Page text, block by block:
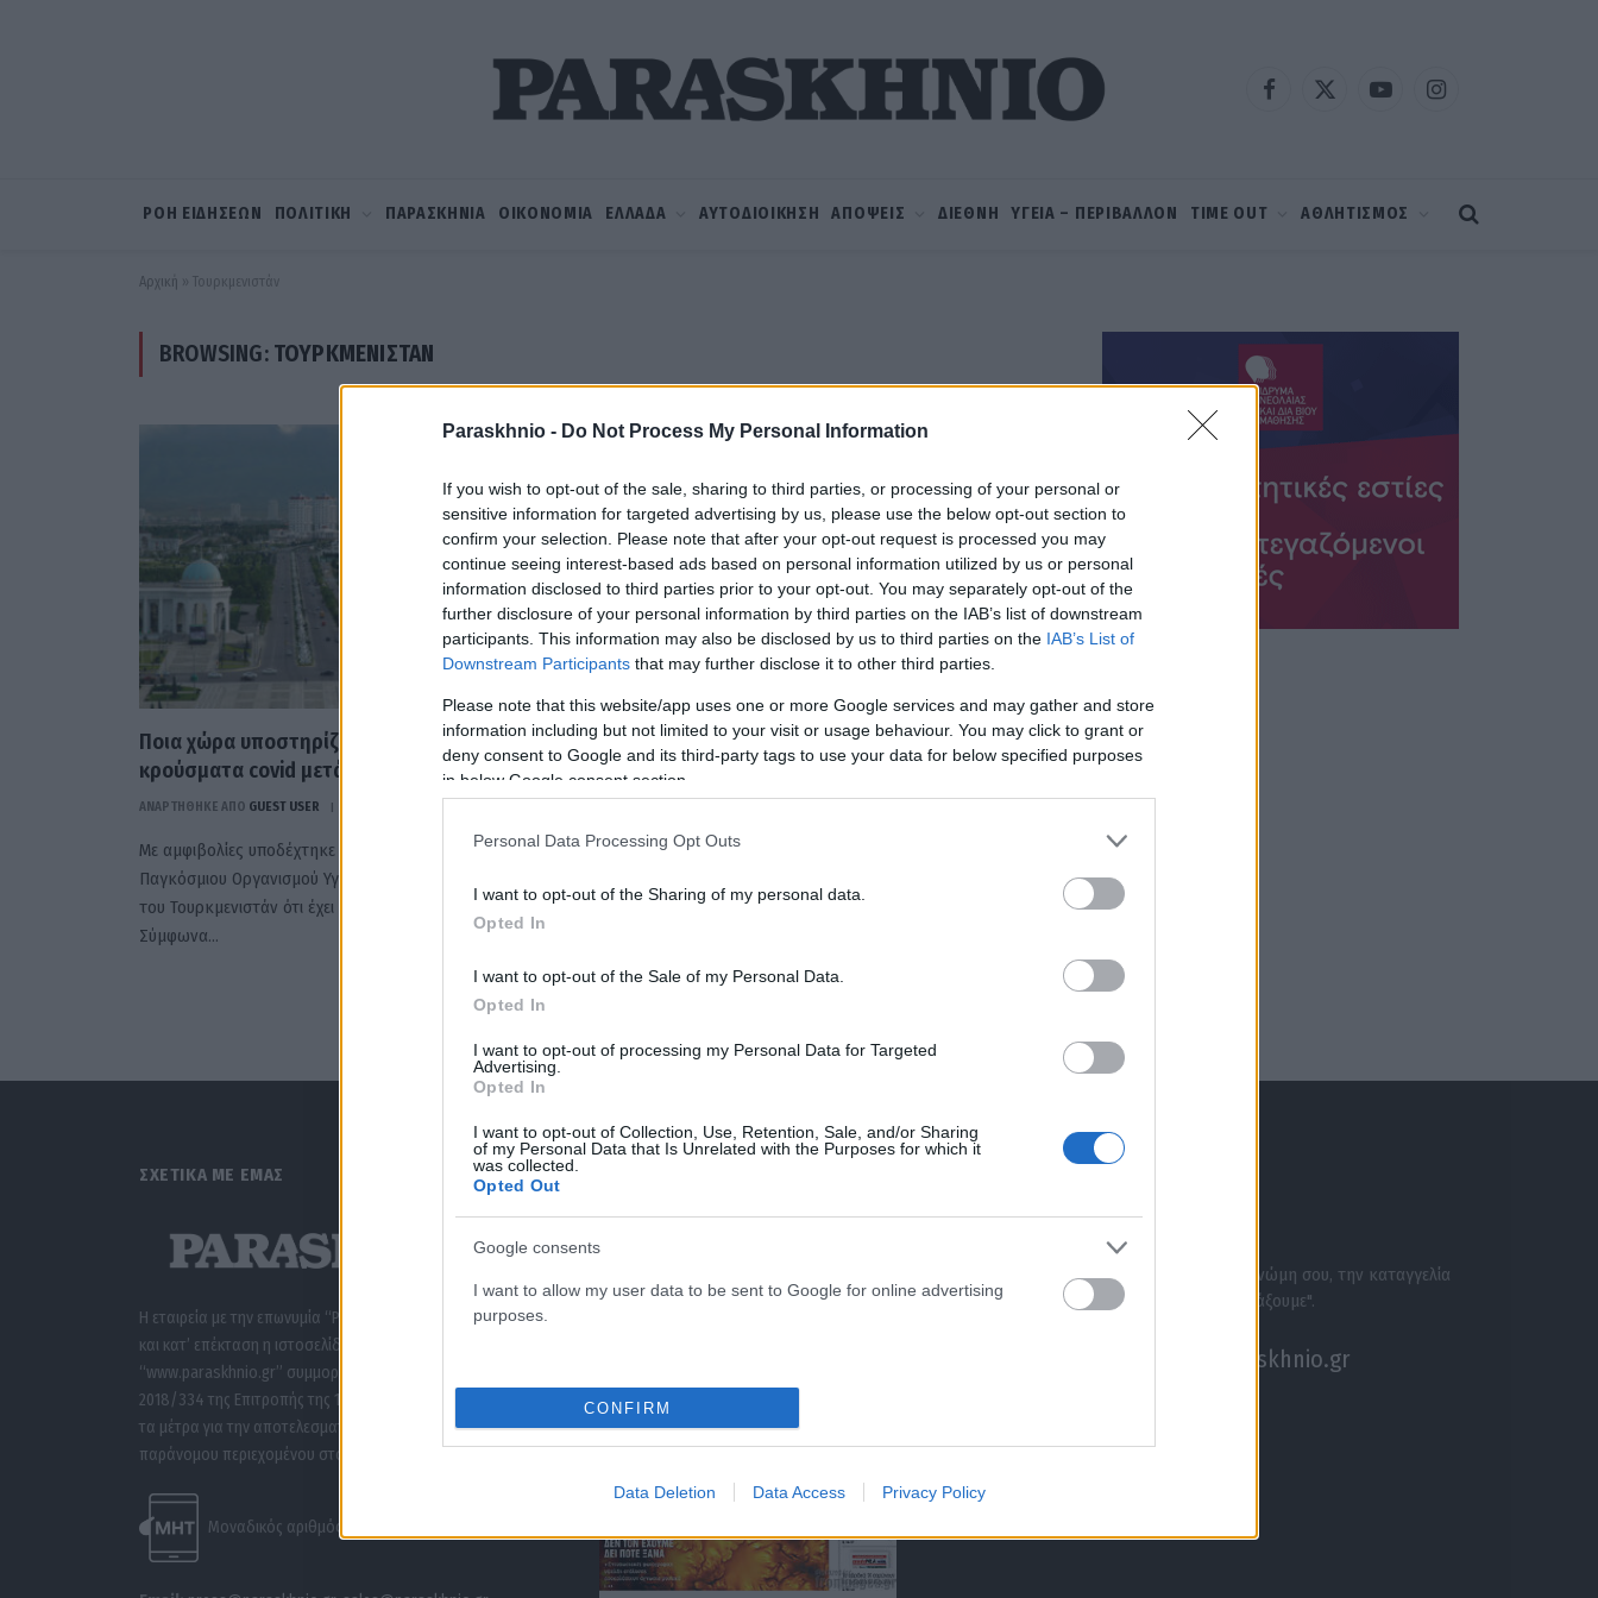
Paraskhnio - Do Not Process My Personal Information
If you wish to opt-out of the sale, sharing to third parties, or processing of your personal or
sensitive information for targeted advertising by us, please use the below opt-out section to
confirm your selection. Please note that after your opt-out request is processed you may
continue seeing interest-based ads based on personal information utilized by us or personal
information disclosed to third parties prior to your opt-out. You may separately opt-out of the
further disclosure of your personal information by third parties on the IAB’s list of downstream
participants. This information may also be disclosed by us to third parties on the IAB’s List of
Downstream Participants that may further disclose it to other third parties.
Please note that this website/app uses one or more Google services and may gather and store
information including but not limited to your visit or usage behaviour. You may click to grant or
deny consent to Google and its third-party tags to use your data for below specified purposes
in below Google consent section.
Personal Data Processing Opt Outs
I want to opt-out of the Sharing of my personal data.
Opted In
I want to opt-out of the Sale of my Personal Data.
Opted In
I want to opt-out of processing my Personal Data for Targeted
Advertising.
Opted In
I want to opt-out of Collection, Use, Retention, Sale, and/or Sharing
of my Personal Data that Is Unrelated with the Purposes for which it
was collected.
Opted Out
Google consents
I want to allow my user data to be sent to Google for online advertising
purposes.
CONFIRM
Data Deletion Data Access Privacy Policy
Facebook
X
YouTubeInstagram
ΡΟΗ ΕΙΔΗΣΕΩΝ ΠΟΛΙΤΙΚΗ ΠΑΡΑΣΚΗΝΙΑ ΟΙΚΟΝΟΜΙΑ ΕΛΛΑΔΑ ΑΥΤΟΔΙΟΙΚΗΣΗ ΑΠΟΨΕΙΣ ΔΙΕΘΝΗ ΥΓΕΙΑ – ΠΕΡΙΒΑΛΛΟΝ TIME OUT ΑΘΛΗΤΙΣΜΟΣ
Αρχική » Τουρκμενιστάν
BROWSING: ΤΟΥΡΚΜΕΝΙΣΤΆΝ
Ποια χώρα υποστηρίζει ότι έχει μηδέν
κρούσματα covid μετά τη Β. Κορέα.
ΑΝΑΡΤΗΘΗΚΕ ΑΠΟ GUEST USER
Με αμφιβολίες υποδέχτηκε ανώτερος αξιωματούχος του
Παγκόσμιου Οργανισμού Υγείας (ΠΟΥ) τους ισχυρισμούς
του Τουρκμενιστάν ότι έχει μηδέν κρούσματα κορονοϊού.
Σύμφωνα…
ΣΧΕΤΙΚΑ ΜΕ ΕΜΑΣ
Η εταιρεία με την επωνυμία “POLITICAL MEDIA GROUP A.E.”
και κατ’ επέκταση η ιστοσελίδα που κατέχει αυτή
“www.paraskhnio.gr” συμμορφώνονται με τη Σύσταση (ΕΕ)
2018/334 της Επιτροπής της 1ης Μαρτίου 2018 σχετικά με
τα μέτρα για την αποτελεσματική αντιμετώπιση του
παράνομου περιεχομένου στο διαδίκτυο (L 63).
Μοναδικός αριθμός Μ.Η.Τ. 262047
Στείλε την άποψή σου, τη γνώμη σου, την καταγγελία
σου, ή αν θέλεις κάτι να "ψάξουμε".
akouseme@paraskhnio.gr